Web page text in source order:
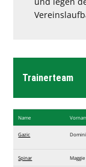
Trainerteam
Name
Gazic
Spinar Maggie